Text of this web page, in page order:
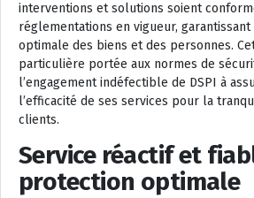
interventions et solutions soient
réglementations en vigueur,
optimale des biens et des personnes.
particulière portée aux normes de
l’engagement indéfectible de DSPI à
l’efficacité de ses services pour la
clients.
Service réactif et
protection optimale